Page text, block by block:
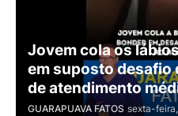
Jovem cola os
em suposto desafio
de atendimento
GUARAPUAVA FATOS sexta-